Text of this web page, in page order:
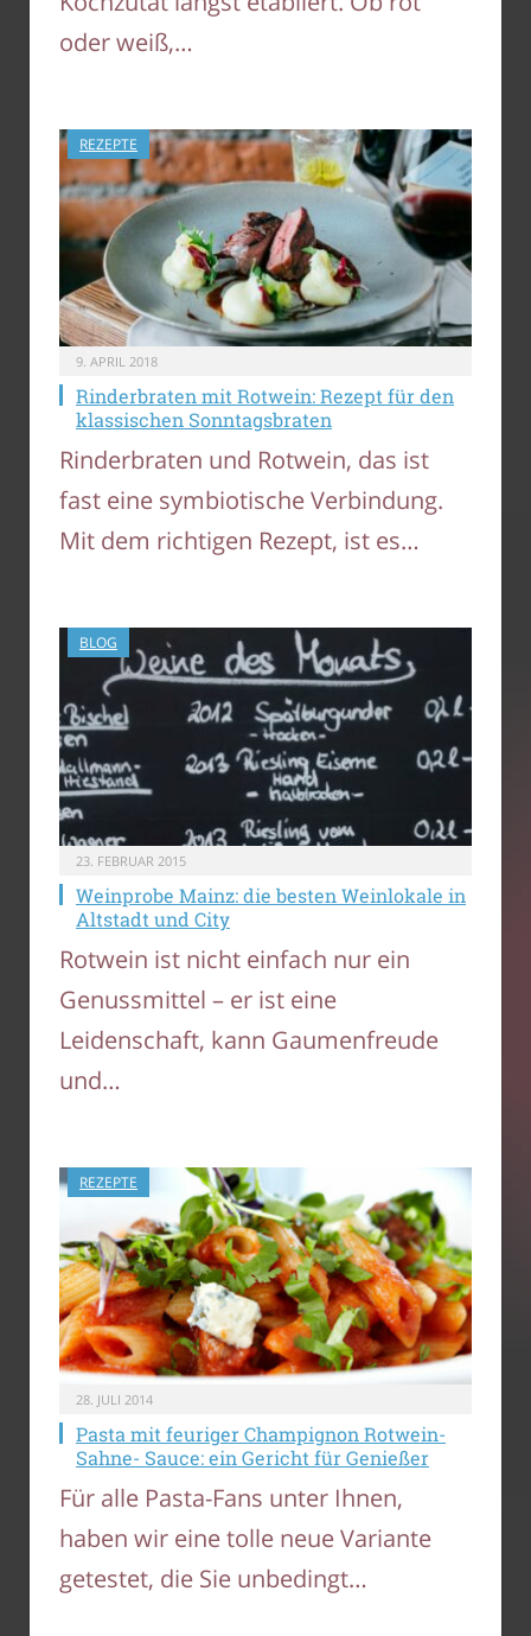
oder weiß,…
REZEPTE
9. APRIL 2018
Rinderbraten mit Rotwein: Rezept für den
klassischen Sonntagsbraten
Rinderbraten und Rotwein, das ist
fast eine symbiotische Verbindung.
Mit dem richtigen Rezept, ist es…
BLOG
23. FEBRUAR 2015
Weinprobe Mainz: die besten Weinlokale in
Altstadt und City
Rotwein ist nicht einfach nur ein
Genussmittel – er ist eine
Leidenschaft, kann Gaumenfreude
und…
REZEPTE
28. JULI 2014
Pasta mit feuriger Champignon Rotwein-
Sahne- Sauce: ein Gericht für Genießer
Für alle Pasta-Fans unter Ihnen,
haben wir eine tolle neue Variante
getestet, die Sie unbedingt…